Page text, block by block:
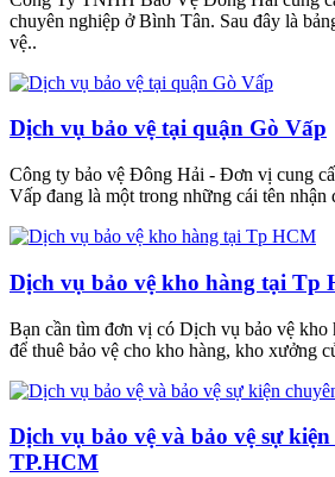
chuyên nghiệp ở Bình Tân. Sau đây là
vệ..
Dịch vụ bảo vệ tại quận Gò Vấp
Công ty bảo vệ Đông Hải - Đơn vị cung
Vấp đang là một trong những cái tên nhận
Dịch vụ bảo vệ kho hàng tại Tp
Bạn cần tìm đơn vị có Dịch vụ bảo vệ kho
để thuê bảo vệ cho kho hàng, kho xưởng
Dịch vụ bảo vệ và bảo vệ sự
TP.HCM